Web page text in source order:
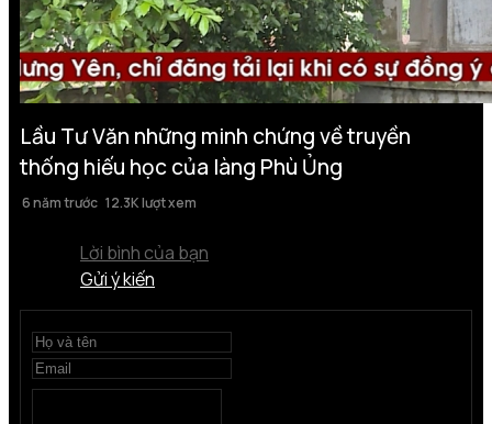
Lầu Tư Văn những minh chứng về truyền
thống hiếu học của làng Phù Ủng
6 năm trước 12.3K lượt xem
Lời bình của bạn
Gửi ý kiến